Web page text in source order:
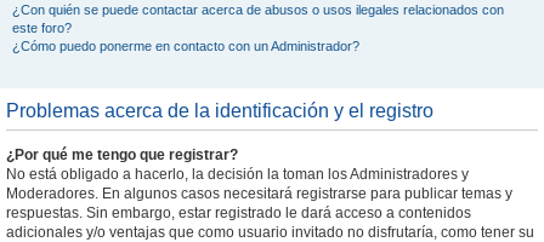
¿Con quién se puede contactar acerca de abusos o usos ilegales relacionados con
este foro?
¿Cómo puedo ponerme en contacto con un Administrador?
Problemas acerca de la identificación y el registro
¿Por qué me tengo que registrar?
No está obligado a hacerlo, la decisión la toman los Administradores y
Moderadores. En algunos casos necesitará registrarse para publicar temas y
respuestas. Sin embargo, estar registrado le dará acceso a contenidos
adicionales y/o ventajas que como usuario invitado no disfrutaría, como tener su